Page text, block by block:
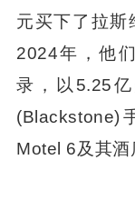
元买下了拉斯
2024年，他
录，以5.25
(Blackstone)
Motel 6及其酒